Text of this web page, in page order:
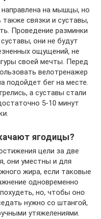
на мышцы, но
связки и суставы,
Проведение разминки
они не будут
ощущений, не
своей мечты. Перед
велотренажер
подойдет бег на месте.
а суставы стали
5-10 минут
ягодицы?
цели за две
они уместны и для
жира, если таковые
одновременно
но, чтобы оно
нужно со штангой,
утяжелениями.